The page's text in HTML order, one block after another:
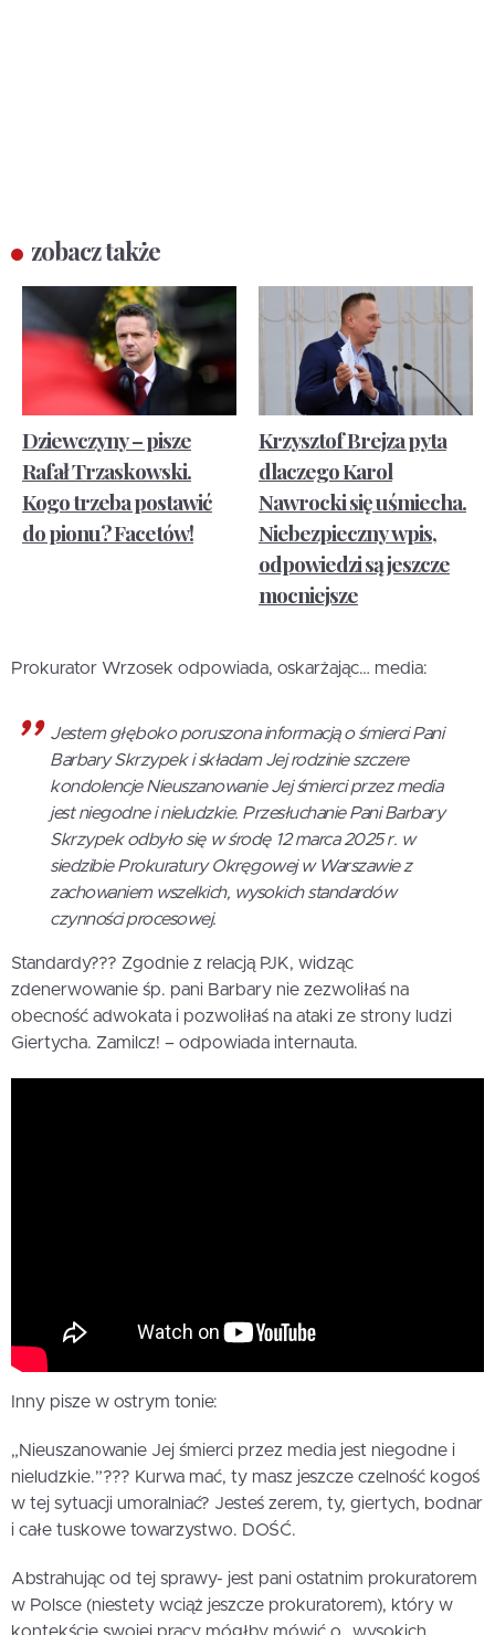
zobacz także
Dziewczyny – pisze
Rafał Trzaskowski.
Kogo trzeba postawić
do pionu? Facetów!
Krzysztof Brejza pyta
dlaczego Karol
Nawrocki się uśmiecha.
Niebezpieczny wpis,
odpowiedzi są jeszcze
mocniejsze
Prokurator Wrzosek odpowiada, oskarżając… media:
Jestem głęboko poruszona informacją o śmierci Pani
Barbary Skrzypek i składam Jej rodzinie szczere
kondolencje Nieuszanowanie Jej śmierci przez media
jest niegodne i nieludzkie. Przesłuchanie Pani Barbary
Skrzypek odbyło się w środę 12 marca 2025 r. w
siedzibie Prokuratury Okręgowej w Warszawie z
zachowaniem wszelkich, wysokich standardów
czynności procesowej.
Standardy??? Zgodnie z relacją PJK, widząc
zdenerwowanie śp. pani Barbary nie zezwoliłaś na
obecność adwokata i pozwoliłaś na ataki ze strony ludzi
Giertycha. Zamilcz! – odpowiada internauta.
Inny pisze w ostrym tonie:
„Nieuszanowanie Jej śmierci przez media jest niegodne i
nieludzkie.”??? Kurwa mać, ty masz jeszcze czelność kogoś
w tej sytuacji umoralniać? Jesteś zerem, ty, giertych, bodnar
i całe tuskowe towarzystwo. DOŚĆ.
Abstrahując od tej sprawy- jest pani ostatnim prokuratorem
w Polsce (niestety wciąż jeszcze prokuratorem), który w